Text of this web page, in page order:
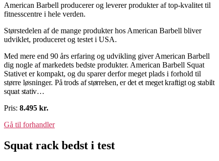
American Barbell producerer og leverer produkter af top-kvalitet til
fitnesscentre i hele verden.
Størstedelen af de mange produkter hos American Barbell bliver
udviklet, produceret og testet i USA.
Med mere end 90 års erfaring og udvikling giver American Barbell
dig nogle af markedets bedste produkter. American Barbell Squat
Stativet er kompakt, og du sparer derfor meget plads i forhold til
større løsninger. På trods af størrelsen, er det et meget kraftigt og stabilt
squat stativ…
Pris: 8.495 kr.
Gå til forhandler
Squat rack bedst i test